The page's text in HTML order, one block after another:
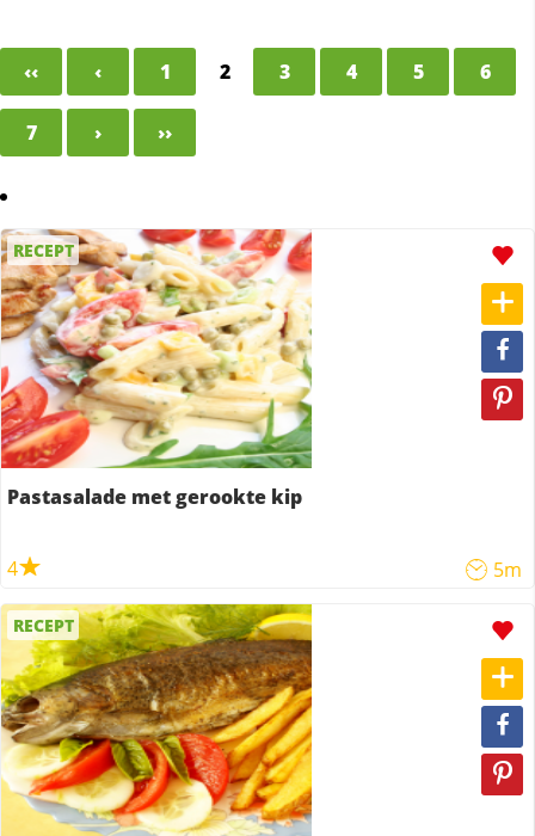
‹‹ ‹ 1 2 3 4 5 6
7 › ››
RECEPT
Pastasalade met gerookte kip
4 5m
RECEPT